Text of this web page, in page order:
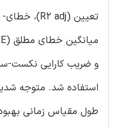
استفاده شد. متوجه
طول مقیاس زمانی